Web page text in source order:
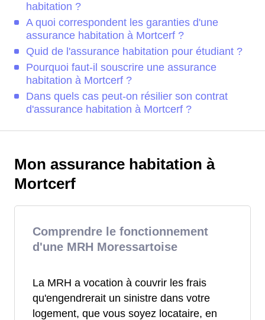
habitation ?
A quoi correspondent les garanties d'une
assurance habitation à Mortcerf ?
Quid de l'assurance habitation pour étudiant ?
Pourquoi faut-il souscrire une assurance
habitation à Mortcerf ?
Dans quels cas peut-on résilier son contrat
d'assurance habitation à Mortcerf ?
Mon assurance habitation à
Mortcerf
Comprendre le fonctionnement
d'une MRH Moressartoise
La MRH a vocation à couvrir les frais
qu'engendrerait un sinistre dans votre
logement, que vous soyez locataire, en